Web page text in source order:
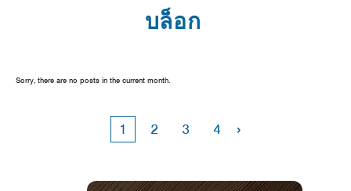
บล็อก
Sorry, there are no posts in the current month.
1 2 3 4 ›